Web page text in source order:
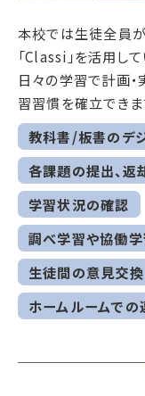
本校では生徒全員
「Classi」を活用して
日々の学習で計画
習習慣を確立できま
教科書/板書のデ
各課題の提出、返
学習状況の確認
調べ学習や協働学
生徒間の意見交換
ホームルームで